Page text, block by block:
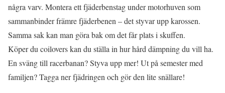
några varv. Montera ett fjäderbenstag under motorhuven som
sammanbinder främre fjäderbenen – det styvar upp karossen.
Samma sak kan man göra bak om det får plats i skuffen.
Köper du coilovers kan du ställa in hur hård dämpning du vill ha.
En sväng till racerbanan? Styva upp mer! Ut på semester med
familjen? Tagga ner fjädringen och gör den lite snällare!